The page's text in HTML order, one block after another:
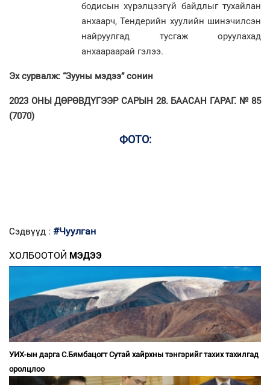
бодисын хүрэлцээгүй байдлыг тухайлан
анхаарч, Тендерийн хуулийн шинэчилсэн
найруулгад тусгаж оруулахад
анхаараарай гэлээ.
Эх сурвалж: “Зууны мэдээ” сонин
2023 ОНЫ ДӨРӨВДҮГЭЭР САРЫН 28. БААСАН ГАРАГ. № 85
(7070)
ФОТО:
Сэдвүүд : #Чуулган
ХОЛБООТОЙ МЭДЭЭ
УИХ-ын дарга С.Бямбацогт Сутай хайрхны тэнгэрийг тахих тахилгад
оролцлоо